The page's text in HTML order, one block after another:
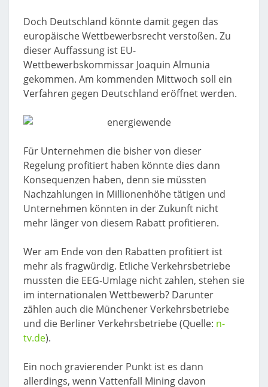
Doch Deutschland könnte damit gegen das
europäische Wettbewerbsrecht verstoßen. Zu
dieser Auffassung ist EU-
Wettbewerbskommissar Joaquin Almunia
gekommen. Am kommenden Mittwoch soll ein
Verfahren gegen Deutschland eröffnet werden.
Für Unternehmen die bisher von dieser
Regelung profitiert haben könnte dies dann
Konsequenzen haben, denn sie müssten
Nachzahlungen in Millionenhöhe tätigen und
Unternehmen könnten in der Zukunft nicht
mehr länger von diesem Rabatt profitieren.
Wer am Ende von den Rabatten profitiert ist
mehr als fragwürdig. Etliche Verkehrsbetriebe
mussten die EEG-Umlage nicht zahlen, stehen sie
im internationalen Wettbewerb? Darunter
zählen auch die Münchener Verkehrsbetriebe
und die Berliner Verkehrsbetriebe (Quelle: n-
tv.de).
Ein noch gravierender Punkt ist es dann
allerdings, wenn Vattenfall Mining davon